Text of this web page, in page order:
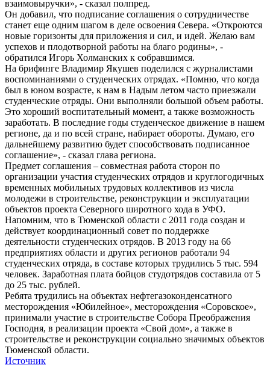
взаимовыручки», - сказал полпред.
Он добавил, что подписание соглашения о сотрудничестве
станет еще одним шагом в деле освоения Севера. «Откроются
новые горизонты для приложения и сил, и идей. Желаю вам
успехов и плодотворной работы на благо родины», -
обратился Игорь Холманских к собравшимся.
На брифинге Владимир Якушев поделился с журналистами
воспоминаниями о студенческих отрядах. «Помню, что когда
был в юном возрасте, к нам в Надым летом часто приезжали
студенческие отряды. Они выполняли большой объем работы.
Это хороший воспитательный момент, а также возможность
заработать. В последние годы студенческое движение в нашем
регионе, да и по всей стране, набирает обороты. Думаю, его
дальнейшему развитию будет способствовать подписанное
соглашение», - сказал глава региона.
Предмет соглашения – совместная работа сторон по
организации участия студенческих отрядов и круглогодичных
временных мобильных трудовых коллективов из числа
молодежи в строительстве, реконструкции и эксплуатации
объектов проекта Северного широтного хода в УФО.
Напомним, что в Тюменской области с 2011 года создан и
действует координационный совет по поддержке
деятельности студенческих отрядов. В 2013 году на 66
предприятиях области и других регионов работали 94
студенческих отряда, в составе которых трудились 5 тыс. 594
человек. Заработная плата бойцов студотрядов составила от 5
до 25 тыс. рублей.
Ребята трудились на объектах нефтегазоконденсатного
месторождения «Юбилейное», месторождения «Соровское»,
принимали участие в строительстве Собора Преображения
Господня, в реализации проекта «Свой дом», а также в
строительстве и реконструкции социально значимых объектов
Тюменской области.
Источник